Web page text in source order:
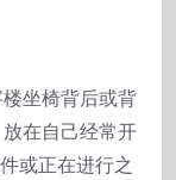
坐椅背后或背
在自己经常开
或正在进行之